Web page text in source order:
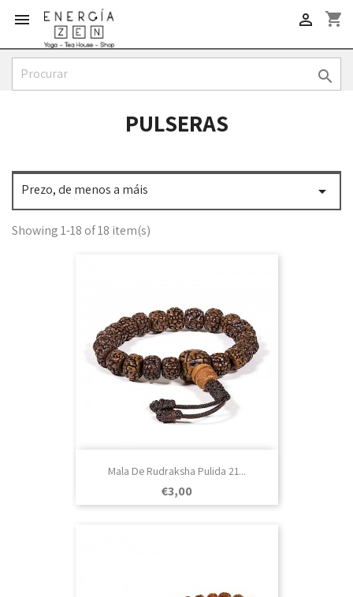
 shopping_cart


PULSERAS
Prezo, de menos a máis 
Showing 1-18 of 18 item(s)
Mala De Rudraksha Pulida 21...
Prezo
€3,00